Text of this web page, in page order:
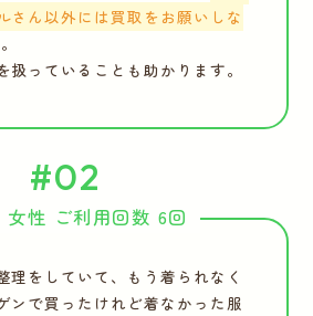
さん以外には買取をお願いしな
扱っていることも助かります。
#02
女性 ご利用回数 6回
理をしていて、もう着られなく
ンで買ったけれど着なかった服